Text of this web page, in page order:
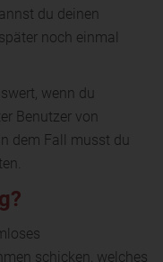
du deinen
noch einmal
wenn du
Benutzer von
dem Fall musst du
schicken, welches